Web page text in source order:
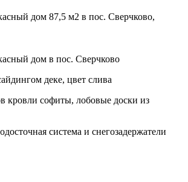
дом 87,5 м2 в пос. Сверчково,
дом в пос. Сверчково
деке, цвет слива
кровли софиты, лобовые доски из
система и снегозадержатели